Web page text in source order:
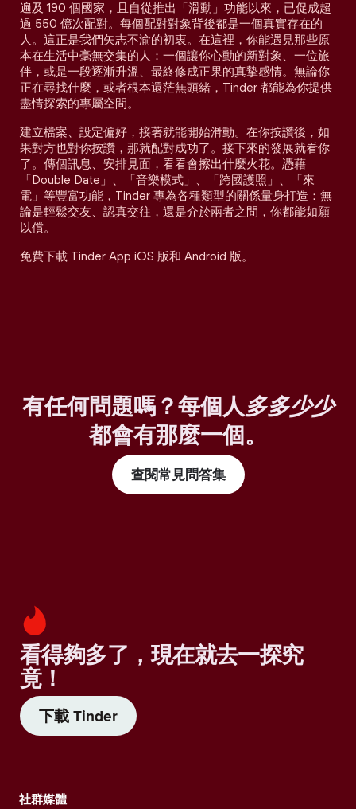
遍及 190 個國家，且自從推出「滑動」功能以來，已促成超
過 550 億次配對。每個配對對象背後都是一個真實存在的
人。這正是我們矢志不渝的初衷。在這裡，你能遇見那些原
本在生活中毫無交集的人：一個讓你心動的新對象、一位旅
伴，或是一段逐漸升溫、最終修成正果的真摯感情。無論你
正在尋找什麼，或者根本還茫無頭緒，Tinder 都能為你提供
盡情探索的專屬空間。
建立檔案、設定偏好，接著就能開始滑動。在你按讚後，如
果對方也對你按讚，那就配對成功了。接下來的發展就看你
了。傳個訊息、安排見面，看看會擦出什麼火花。憑藉
「Double Date」、「音樂模式」、「跨國護照」、「來
電」等豐富功能，Tinder 專為各種類型的關係量身打造：無
論是輕鬆交友、認真交往，還是介於兩者之間，你都能如願
以償。
免費下載 Tinder App iOS 版和 Android 版。
有任何問題嗎？每個人多多少少
都會有那麼一個。
查閱常見問答集
看得夠多了，現在就去一探究
竟！
下載 Tinder
社群媒體